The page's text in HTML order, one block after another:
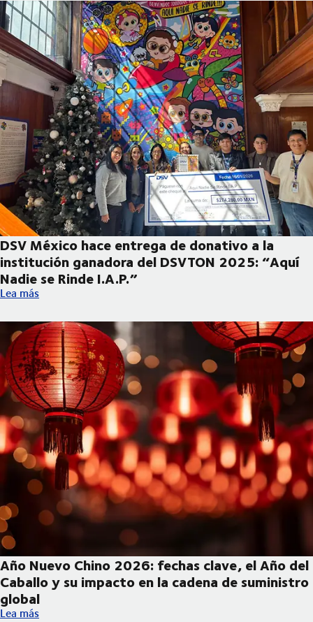
DSV México hace entrega de donativo a la
institución ganadora del DSVTON 2025: “Aquí
Nadie se Rinde I.A.P.”
DSV México hace entrega de donativo a la institución
Lea más
Año Nuevo Chino 2026: fechas clave, el Año del
Caballo y su impacto en la cadena de suministro
global
Año Nuevo Chino 2026: fechas clave, el Año del Caballo y su
Lea más